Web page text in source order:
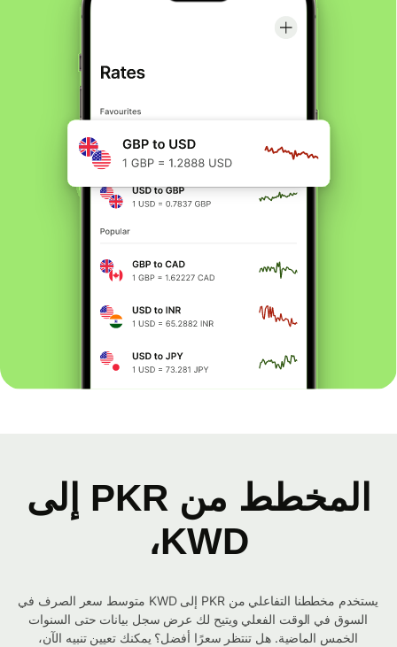
المخطط من PKR إلى
KWD،
يستخدم مخططنا التفاعلي من PKR إلى KWD متوسط ​​سعر الصرف في
السوق في الوقت الفعلي ويتيح لك عرض سجل بيانات حتى السنوات
الخمس الماضية. هل تنتظر سعرًا أفضل؟ يمكنك تعيين تنبيه الآن،